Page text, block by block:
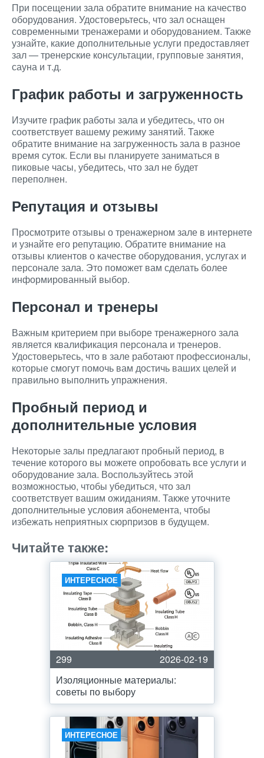
При посещении зала обратите внимание на качество
оборудования. Удостоверьтесь, что зал оснащен
современными тренажерами и оборудованием. Также
узнайте, какие дополнительные услуги предоставляет
зал — тренерские консультации, групповые занятия,
сауна и т.д.
График работы и загруженность
Изучите график работы зала и убедитесь, что он
соответствует вашему режиму занятий. Также
обратите внимание на загруженность зала в разное
время суток. Если вы планируете заниматься в
пиковые часы, убедитесь, что зал не будет
переполнен.
Репутация и отзывы
Просмотрите отзывы о тренажерном зале в интернете
и узнайте его репутацию. Обратите внимание на
отзывы клиентов о качестве оборудования, услугах и
персонале зала. Это поможет вам сделать более
информированный выбор.
Персонал и тренеры
Важным критерием при выборе тренажерного зала
является квалификация персонала и тренеров.
Удостоверьтесь, что в зале работают профессионалы,
которые смогут помочь вам достичь ваших целей и
правильно выполнить упражнения.
Пробный период и
дополнительные условия
Некоторые залы предлагают пробный период, в
течение которого вы можете опробовать все услуги и
оборудование зала. Воспользуйтесь этой
возможностью, чтобы убедиться, что зал
соответствует вашим ожиданиям. Также уточните
дополнительные условия абонемента, чтобы
избежать неприятных сюрпризов в будущем.
Читайте также:
ИНТЕРЕСНОЕ
299
2026-02-19
Изоляционные материалы:
советы по выбору
ИНТЕРЕСНОЕ